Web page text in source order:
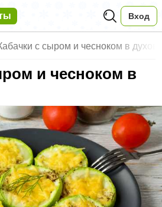
Вход
с сыром и чесноком в
и чесноком в